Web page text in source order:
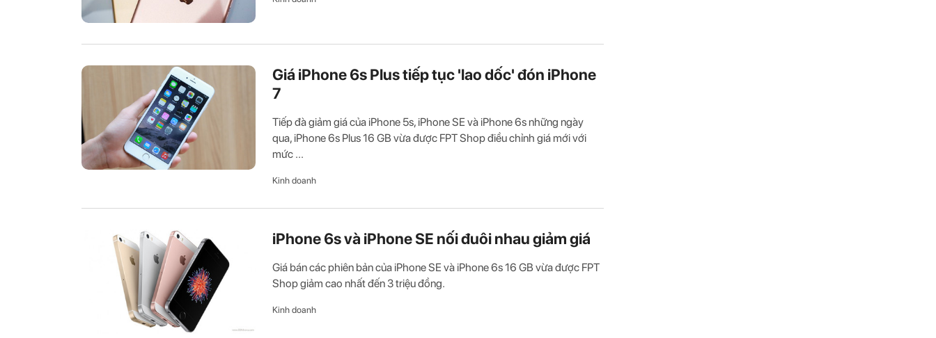
Giá iPhone 6s Plus tiếp tục 'lao dốc' đón iPhone
7
Tiếp đà giảm giá của iPhone 5s, iPhone SE và iPhone 6s những ngày
qua, iPhone 6s Plus 16 GB vừa được FPT Shop điều chỉnh giá mới với
mức ...
Kinh doanh
iPhone 6s và iPhone SE nối đuôi nhau giảm giá
Giá bán các phiên bản của iPhone SE và iPhone 6s 16 GB vừa được FPT
Shop giảm cao nhất đến 3 triệu đồng.
Kinh doanh